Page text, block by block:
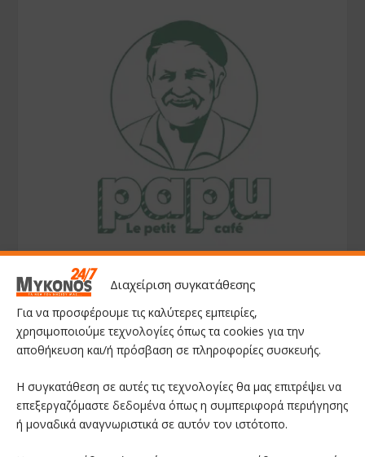
Διαχείριση συγκατάθεσης
Για να προσφέρουμε τις καλύτερες εμπειρίες,
χρησιμοποιούμε τεχνολογίες όπως τα cookies για την
αποθήκευση και/ή πρόσβαση σε πληροφορίες συσκευής.
Η συγκατάθεση σε αυτές τις τεχνολογίες θα μας επιτρέψει να
επεξεργαζόμαστε δεδομένα όπως η συμπεριφορά περιήγησης
ή μοναδικά αναγνωριστικά σε αυτόν τον ιστότοπο.